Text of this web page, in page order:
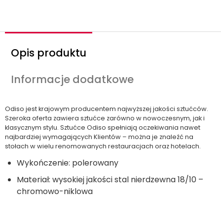
Opis produktu
Informacje dodatkowe
Odiso jest krajowym producentem najwyższej jakości sztućców.
Szeroka oferta zawiera sztućce zarówno w nowoczesnym, jak i
klasycznym stylu. Sztućce Odiso spełniają oczekiwania nawet
najbardziej wymagających Klientów – można je znaleźć na
stołach w wielu renomowanych restauracjach oraz hotelach.
Wykończenie: polerowany
Materiał: wysokiej jakości stal nierdzewna 18/10 –
chromowo-niklowa